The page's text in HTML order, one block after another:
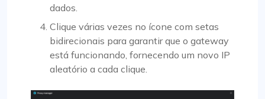
dados.
Clique várias vezes no ícone com setas
bidirecionais para garantir que o gateway
está funcionando, fornecendo um novo IP
aleatório a cada clique.